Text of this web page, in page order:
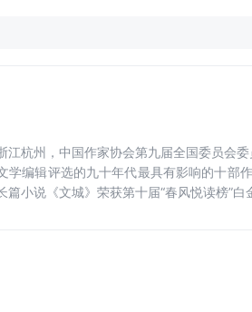
杭州，中国作家协会第九届全国委员会
编辑评选的九十年代最具有影响的十部
小说《文城》荣获第十届“春风悦读榜”白